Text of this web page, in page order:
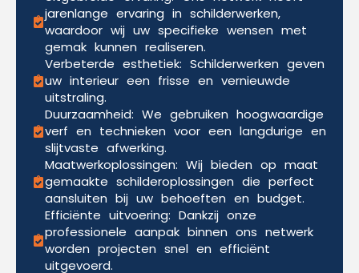
jarenlange ervaring in schilderwerken,
waardoor wij uw specifieke wensen met
gemak kunnen realiseren.
Verbeterde esthetiek: Schilderwerken geven
uw interieur een frisse en vernieuwde
uitstraling.
Duurzaamheid: We gebruiken hoogwaardige
verf en technieken voor een langdurige en
slijtvaste afwerking.
Maatwerkoplossingen: Wij bieden op maat
gemaakte schilderoplossingen die perfect
aansluiten bij uw behoeften en budget.
Efficiënte uitvoering: Dankzij onze
professionele aanpak binnen ons netwerk
worden projecten snel en efficiënt
uitgevoerd.